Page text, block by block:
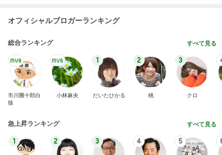
オフィシャルブロガーランキング
総合ランキング すべて見る
市川團十郎白
猿
小林麻央
1
だいたひかる
2
桃
3
クロ
急上昇ランキング すべて見る
1 2 3 4 5